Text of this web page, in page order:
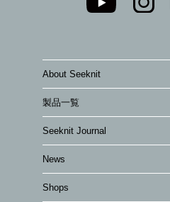
About Seeknit
製品一覧
Seeknit Journal
News
Shops